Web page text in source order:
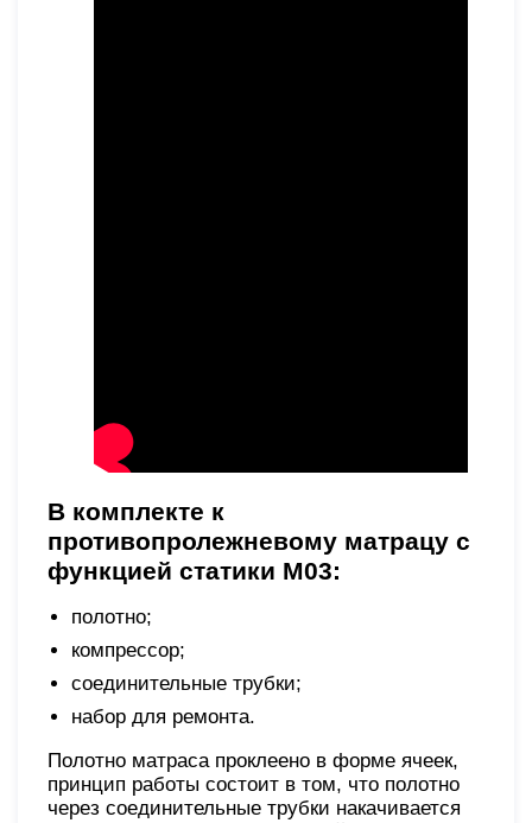
В комплекте к
противопролежневому матрацу с
функцией статики М03:
полотно;
компрессор;
соединительные трубки;
набор для ремонта.
Полотно матраса проклеено в форме ячеек,
принцип работы состоит в том, что полотно
через соединительные трубки накачивается